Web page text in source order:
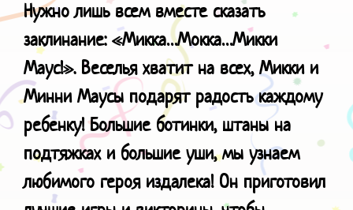
Нужно лишь всем вместе сказать
заклинание: «Микка…Мокка…Микки
Маус!». Веселья хватит на всех, Микки и
Минни Маусы подарят радость каждому
ребенку! Большие ботинки, штаны на
подтяжках и большие уши, мы узнаем
любимого героя издалека! Он приготовил